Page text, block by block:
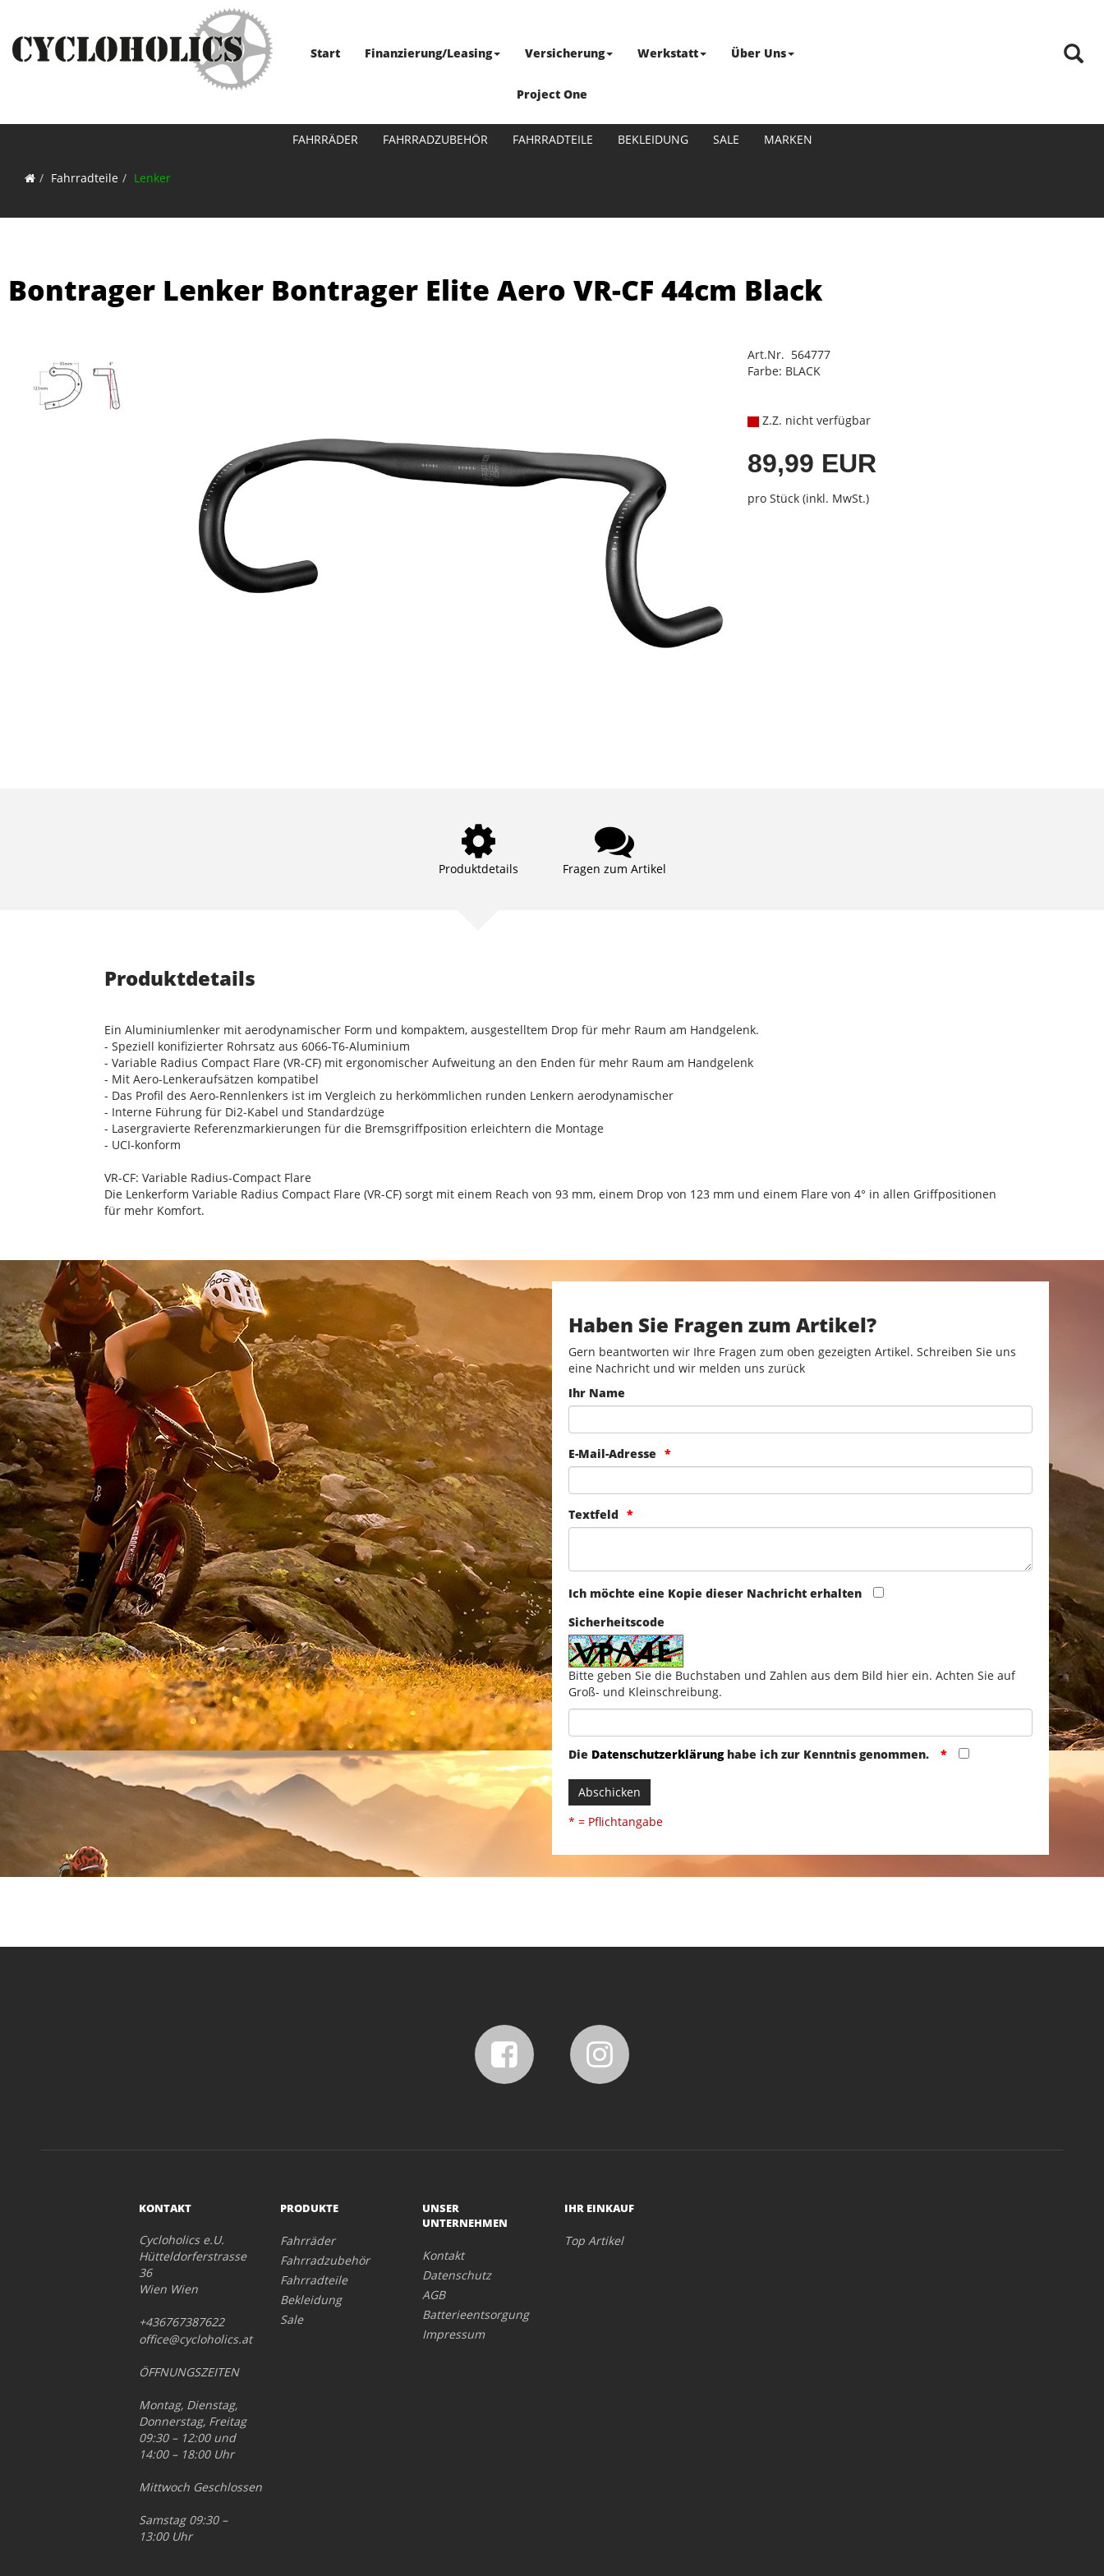
Start Finanzierung/Leasing Versicherung Werkstatt Über Uns
Project One
FAHRRÄDER FAHRRADZUBEHÖR FAHRRADTEILE BEKLEIDUNG SALE MARKEN
Fahrradteile Lenker
Bontrager Lenker Bontrager Elite Aero VR-CF 44cm Black
Art.Nr. 564777
Farbe: BLACK
Z.Z. nicht verfügbar
89,99 EUR
pro Stück (inkl. MwSt.)
Produktdetails Fragen zum Artikel
Produktdetails
Ein Aluminiumlenker mit aerodynamischer Form und kompaktem, ausgestelltem Drop für mehr Raum am Handgelenk.
- Speziell konifizierter Rohrsatz aus 6066-T6-Aluminium
- Variable Radius Compact Flare (VR-CF) mit ergonomischer Aufweitung an den Enden für mehr Raum am Handgelenk
- Mit Aero-Lenkeraufsätzen kompatibel
- Das Profil des Aero-Rennlenkers ist im Vergleich zu herkömmlichen runden Lenkern aerodynamischer
- Interne Führung für Di2-Kabel und Standardzüge
- Lasergravierte Referenzmarkierungen für die Bremsgriffposition erleichtern die Montage
- UCI-konform
VR-CF: Variable Radius-Compact Flare
Die Lenkerform Variable Radius Compact Flare (VR-CF) sorgt mit einem Reach von 93 mm, einem Drop von 123 mm und einem Flare von 4° in allen Griffpositionen
für mehr Komfort.
Haben Sie Fragen zum Artikel?
Gern beantworten wir Ihre Fragen zum oben gezeigten Artikel. Schreiben Sie uns
eine Nachricht und wir melden uns zurück
Ihr Name
E-Mail-Adresse
Textfeld
Ich möchte eine Kopie dieser Nachricht erhalten
Sicherheitscode
Bitte geben Sie die Buchstaben und Zahlen aus dem Bild hier ein. Achten Sie auf
Groß- und Kleinschreibung.
Die Datenschutzerklärunghabe ich zur Kenntnis genommen.
Abschicken
* = Pflichtangabe
KONTAKT
Cycloholics e.U.
Hütteldorferstrasse
36
Wien Wien
+436767387622
office@cycloholics.at
ÖFFNUNGSZEITEN
Montag, Dienstag,
Donnerstag, Freitag
09:30 – 12:00 und
14:00 – 18:00 Uhr
Mittwoch Geschlossen
Samstag 09:30 –
13:00 Uhr
PRODUKTE
Fahrräder
Fahrradzubehör
Fahrradteile
Bekleidung
Sale
UNSER
UNTERNEHMEN
Kontakt
Datenschutz
AGB
Batterieentsorgung
Impressum
IHR EINKAUF
Top Artikel